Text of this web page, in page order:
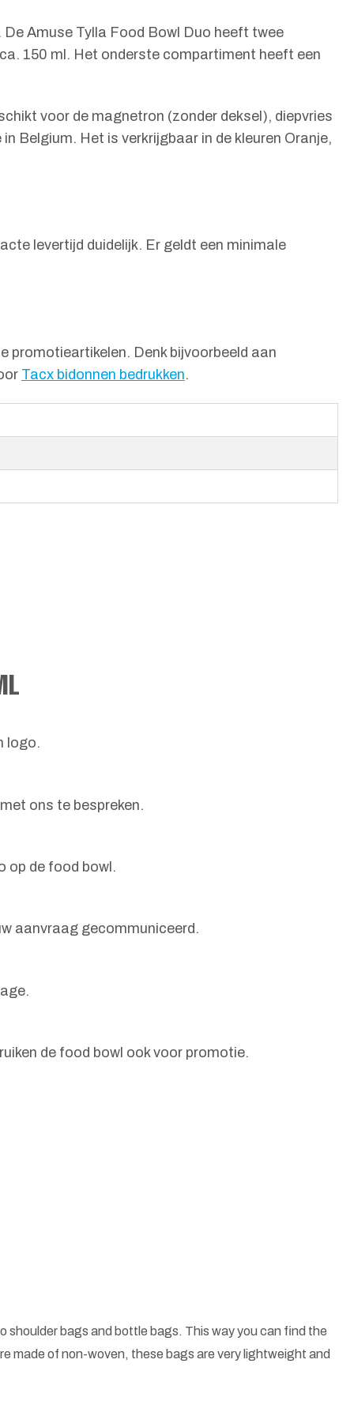
Amuse Tylla Food Bowl Duo heeft twee
150 ml. Het onderste compartiment heeft een
voor de magnetron (zonder deksel), diepvries
Belgium. Het is verkrijgbaar in de kleuren Oranje,
levertijd duidelijk. Er geldt een minimale
promotieartikelen. Denk bijvoorbeeld aan
Tacx bidonnen bedrukken.
logo.
ons te bespreken.
op de food bowl.
aanvraag gecommuniceerd.
de food bowl ook voor promotie.
bags and bottle bags. This way you can find the
made of non-woven, these bags are very lightweight and